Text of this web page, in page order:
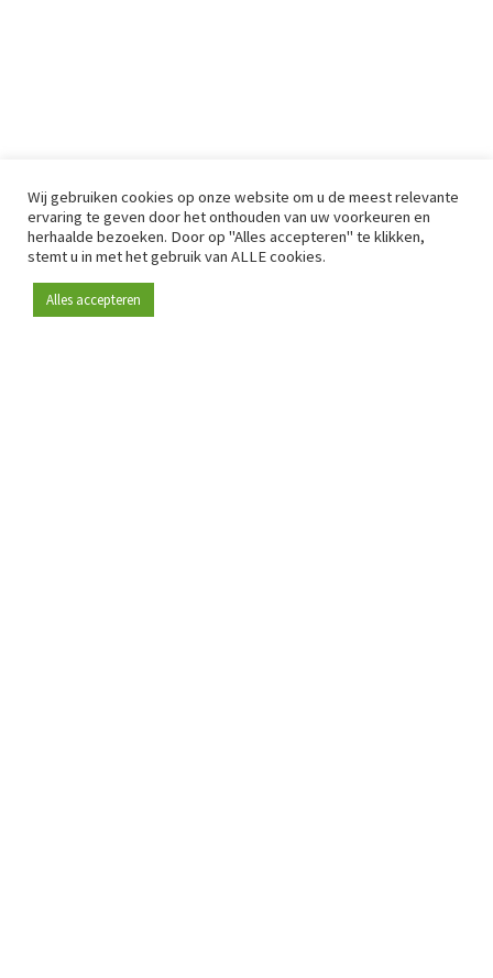
Wij gebruiken cookies op onze website om u de meest relevante
ervaring te geven door het onthouden van uw voorkeuren en
herhaalde bezoeken. Door op "Alles accepteren" te klikken,
stemt u in met het gebruik van ALLE cookies.
Alles accepteren